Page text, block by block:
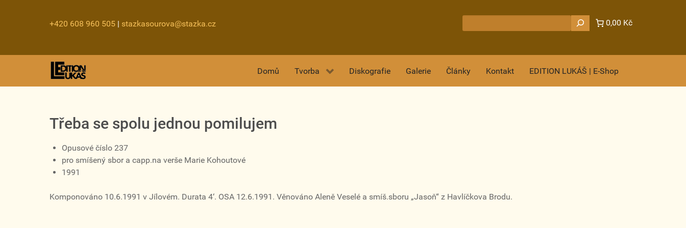
+420 608 960 505 | stazkasourova@stazka.cz 0,00 Kč
Domů Tvorba Diskografie Galerie Články Kontakt EDITION LUKÁŠ | E-Shop
Třeba se spolu jednou pomilujem
Opusové číslo 237
pro smíšený sbor a capp.na verše Marie Kohoutové
1991
Komponováno 10.6.1991 v Jílovém. Durata 4‘. OSA 12.6.1991. Věnováno Aleně Veselé a smíš.sboru „Jasoň“ z Havlíčkova Brodu.